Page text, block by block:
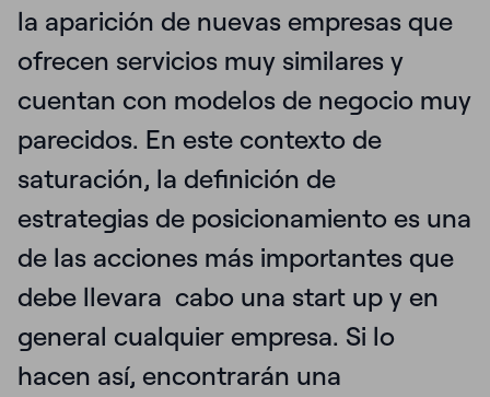
la aparición de nuevas empresas que
ofrecen servicios muy similares y
cuentan con modelos de negocio muy
parecidos. En este contexto de
saturación, la definición de
estrategias de posicionamiento es una
de las acciones más importantes que
debe llevara cabo una start up y en
general cualquier empresa. Si lo
hacen así, encontrarán una